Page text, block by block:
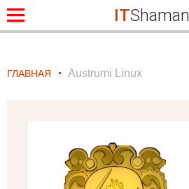
ITShaman
ГЛАВНАЯ Austrumi Linux